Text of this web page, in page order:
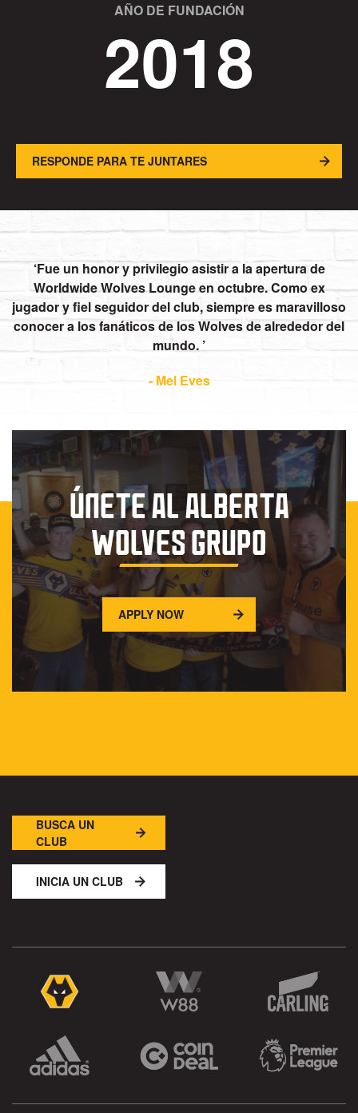
AÑO DE FUNDACIÓN
2018
RESPONDE PARA TE JUNTARES
Fue un honor y privilegio asistir a la apertura de
Worldwide Wolves Lounge en octubre. Como ex
jugador y fiel seguidor del club, siempre es maravilloso
conocer a los fanáticos de los Wolves de alrededor del
mundo.
- Mel Eves
ÚNETE AL ALBERTA
WOLVES GRUPO
APPLY NOW
BUSCA UN
CLUB
INICIA UN CLUB